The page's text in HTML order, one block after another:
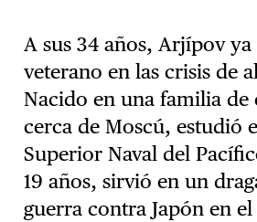
A sus 34 años, Arjípov ya
veterano en las crisis de
Nacido en una familia de
cerca de Moscú, estudió
Superior Naval del
19 años, sirvió en un
guerra contra Japón en